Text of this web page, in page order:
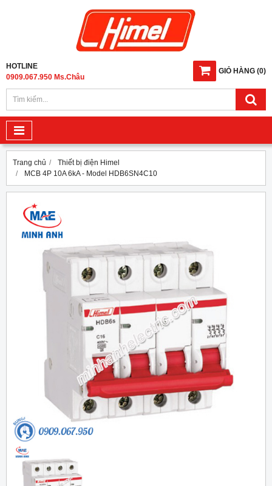
GIỎ HÀNG (0)
HOTLINE
0909.067.950 Ms.Châu
Trang chủ
Thiết bị điện Himel
MCB 4P 10A 6kA - Model HDB6SN4C10